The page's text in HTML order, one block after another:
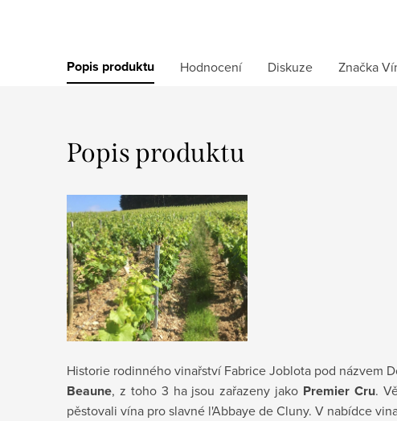
Popis produktu Hodnocení Diskuze Značka
Popis produktu
Historie rodinného vinařství Fabrice Joblota pod názvem
Beaune, z toho 3 ha jsou zařazeny jako Premier Cru.
pěstovali vína pro slavné l'Abbaye de Cluny. V nabídce